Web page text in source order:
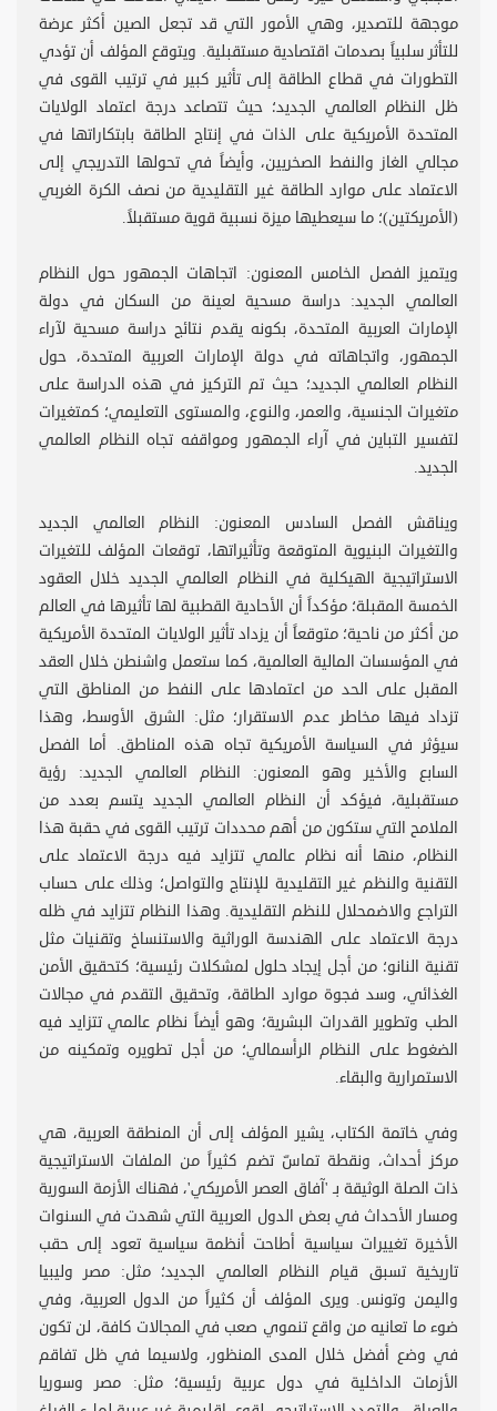
موجهة للتصدير، وهي الأمور التي قد تجعل الصين أكثر عرضة
للتأثر سلبياً بصدمات اقتصادية مستقبلية. ويتوقع المؤلف أن تؤدي
التطورات في قطاع الطاقة إلى تأثير كبير في ترتيب القوى في
ظل النظام العالمي الجديد؛ حيث تتصاعد درجة اعتماد الولايات
المتحدة الأمريكية على الذات في إنتاج الطاقة بابتكاراتها في
مجالي الغاز والنفط الصخريين، وأيضاً في تحولها التدريجي إلى
الاعتماد على موارد الطاقة غير التقليدية من نصف الكرة الغربي
(الأمريكتين)؛ ما سيعطيها ميزة نسبية قوية مستقبلاً.
ويتميز الفصل الخامس المعنون: اتجاهات الجمهور حول النظام
العالمي الجديد: دراسة مسحية لعينة من السكان في دولة
الإمارات العربية المتحدة، بكونه يقدم نتائج دراسة مسحية لآراء
الجمهور، واتجاهاته في دولة الإمارات العربية المتحدة، حول
النظام العالمي الجديد؛ حيث تم التركيز في هذه الدراسة على
متغيرات الجنسية، والعمر، والنوع، والمستوى التعليمي؛ كمتغيرات
لتفسير التباين في آراء الجمهور ومواقفه تجاه النظام العالمي
الجديد.
ويناقش الفصل السادس المعنون: النظام العالمي الجديد
والتغيرات البنيوية المتوقعة وتأثيراتها، توقعات المؤلف للتغيرات
الاستراتيجية الهيكلية في النظام العالمي الجديد خلال العقود
الخمسة المقبلة؛ مؤكداً أن الأحادية القطبية لها تأثيرها في العالم
من أكثر من ناحية؛ متوقعاً أن يزداد تأثير الولايات المتحدة الأمريكية
في المؤسسات المالية العالمية، كما ستعمل واشنطن خلال العقد
المقبل على الحد من اعتمادها على النفط من المناطق التي
تزداد فيها مخاطر عدم الاستقرار؛ مثل: الشرق الأوسط، وهذا
سيؤثر في السياسة الأمريكية تجاه هذه المناطق. أما الفصل
السابع والأخير وهو المعنون: النظام العالمي الجديد: رؤية
مستقبلية، فيؤكد أن النظام العالمي الجديد يتسم بعدد من
الملامح التي ستكون من أهم محددات ترتيب القوى في حقبة هذا
النظام، منها أنه نظام عالمي تتزايد فيه درجة الاعتماد على
التقنية والنظم غير التقليدية للإنتاج والتواصل؛ وذلك على حساب
التراجع والاضمحلال للنظم التقليدية. وهذا النظام تتزايد في ظله
درجة الاعتماد على الهندسة الوراثية والاستنساخ وتقنيات مثل
تقنية النانو؛ من أجل إيجاد حلول لمشكلات رئيسية؛ كتحقيق الأمن
الغذائي، وسد فجوة موارد الطاقة، وتحقيق التقدم في مجالات
الطب وتطوير القدرات البشرية؛ وهو أيضاً نظام عالمي تتزايد فيه
الضغوط على النظام الرأسمالي؛ من أجل تطويره وتمكينه من
الاستمرارية والبقاء.
وفي خاتمة الكتاب، يشير المؤلف إلى أن المنطقة العربية، هي
مركز أحداث، ونقطة تماسّ تضم كثيراً من الملفات الاستراتيجية
ذات الصلة الوثيقة بـ 'آفاق العصر الأمريكي'، فهناك الأزمة السورية
ومسار الأحداث في بعض الدول العربية التي شهدت في السنوات
الأخيرة تغييرات سياسية أطاحت أنظمة سياسية تعود إلى حقب
تاريخية تسبق قيام النظام العالمي الجديد؛ مثل: مصر وليبيا
واليمن وتونس. ويرى المؤلف أن كثيراً من الدول العربية، وفي
ضوء ما تعانيه من واقع تنموي صعب في المجالات كافة، لن تكون
في وضع أفضل خلال المدى المنظور، ولاسيما في ظل تفاقم
الأزمات الداخلية في دول عربية رئيسية؛ مثل: مصر وسوريا